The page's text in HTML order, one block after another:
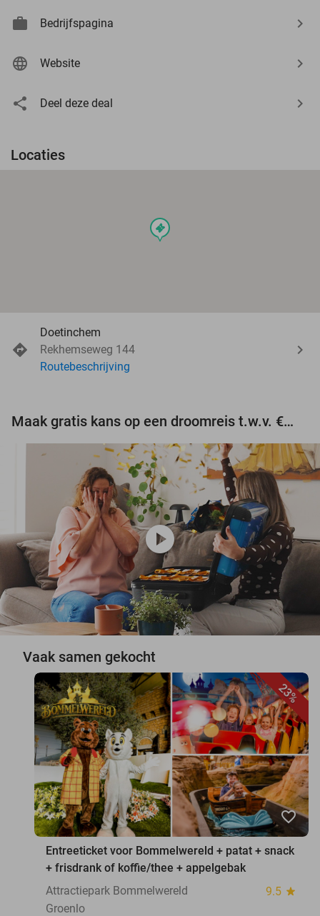
Bedrijfspagina
Website
Deel deze deal
Locaties
events
Doetinchem
Rekhemseweg 144
Routebeschrijving
Maak gratis kans op een droomreis t.w.v. €3.000!
play_circle
Vaak samen gekocht
23%
favorite_border
Entreeticket voor Bommelwereld + patat + snack
+ frisdrank of koffie/thee + appelgebak
Attractiepark Bommelwereld
9.5 star
Groenlo